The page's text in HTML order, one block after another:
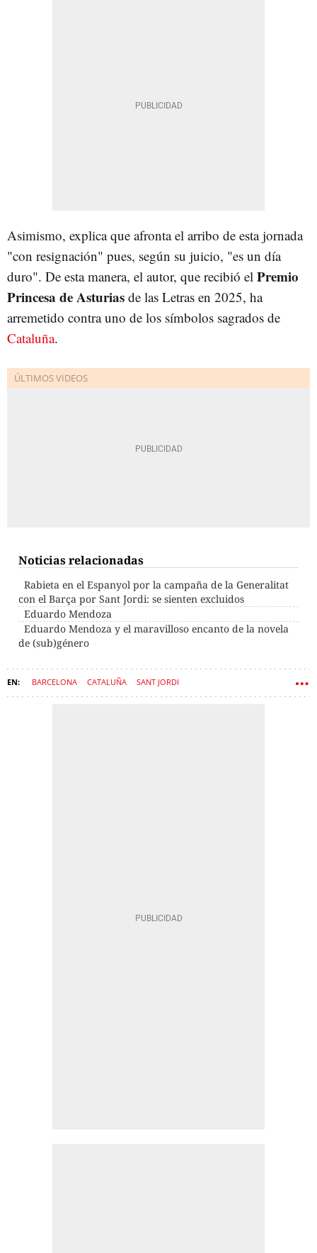
Asimismo, explica que afronta el arribo de esta jornada
"con resignación" pues, según su juicio, "es un día
duro". De esta manera, el autor, que recibió el Premio
Princesa de Asturias de las Letras en 2025, ha
arremetido contra uno de los símbolos sagrados de
Cataluña.
Noticias relacionadas
Rabieta en el Espanyol por la campaña de la Generalitat
con el Barça por Sant Jordi: se sienten excluidos
Eduardo Mendoza
Eduardo Mendoza y el maravilloso encanto de la novela
de (sub)género
BARCELONA CATALUÑA SANT JORDI